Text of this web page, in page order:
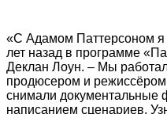
«С Адамом Паттерсоном я
лет назад в программе
Деклан Лоун. – Мы
продюсером и
снимали документальные
написанием сценариев.